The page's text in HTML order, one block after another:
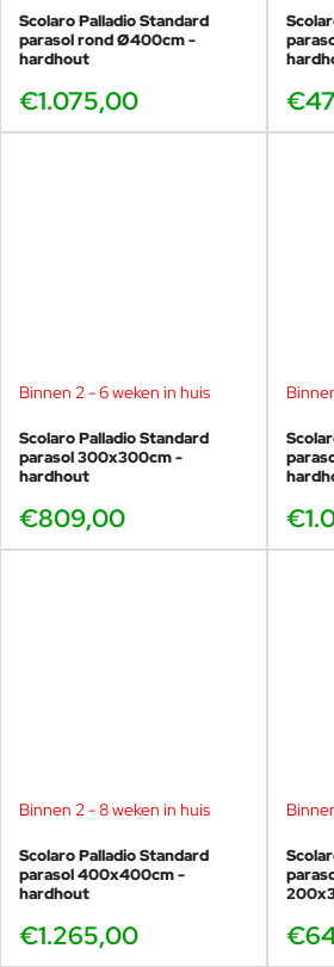
Scolaro Palladio Standard
parasol rond Ø400cm -
hardhout
€1.075,00
Binnen 2 - 6 weken in huis
Scolaro Palladio Standard
parasol 300x300cm -
hardhout
€809,00
Binnen 2 - 8 weken in huis
Scolaro Palladio Standard
parasol 400x400cm -
hardhout
€1.265,00